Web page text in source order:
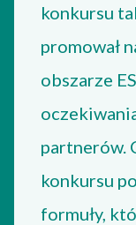
konkursu
promował
obszarze
partnerów.
konkursu
formuły,